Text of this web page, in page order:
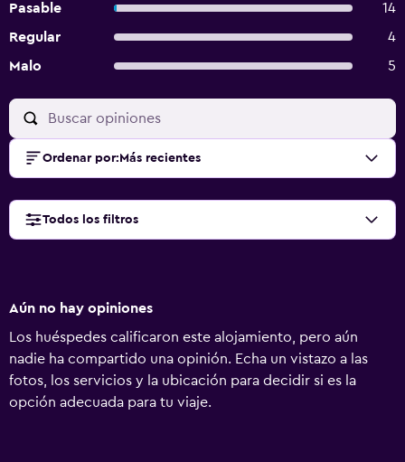
Pasable
14
Regular
4
Malo
5
Ordenar por: Más recientes
Todos los filtros
Aún no hay opiniones
Los huéspedes calificaron este alojamiento, pero aún
nadie ha compartido una opinión. Echa un vistazo a las
fotos, los servicios y la ubicación para decidir si es la
opción adecuada para tu viaje.